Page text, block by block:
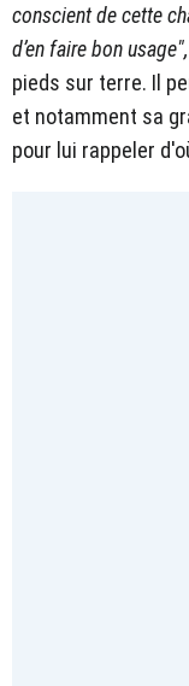
conscient de cette
d’en faire bon usage",
pieds sur terre. Il
et notamment sa
pour lui rappeler